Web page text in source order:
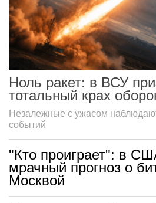
Ноль ракет: в ВСУ
тотальный крах
Незалежные с ужасом
событий
"Кто проиграет": в
мрачный прогноз о
Москвой